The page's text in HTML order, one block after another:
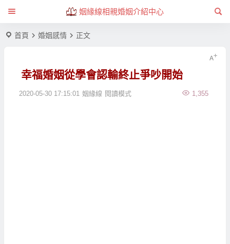
姻緣線相親婚姻介紹中心
首頁 婚姻感情 正文
幸福婚姻從學會認輸終止爭吵開始
2020-05-30 17:15:01 姻緣線 1,355
閱讀模式